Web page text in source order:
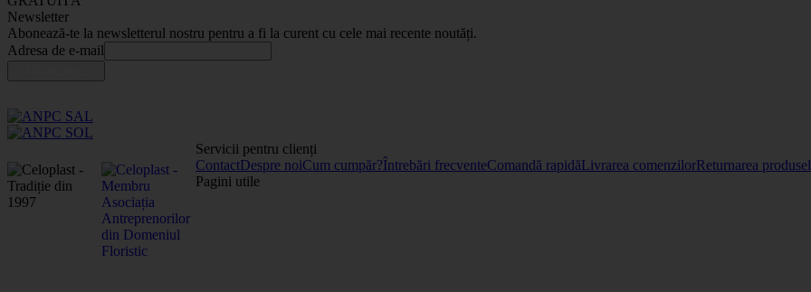
Newsletter
Abonează-te la newsletterul nostru pentru a fi la curent cu cele mai recente noutăți.
Adresa de e-mail
Servicii pentru clienți
ContactDespre noiCum cumpăr?Întrebări frecventeComandă rapidăLivrarea comenzilorReturnarea
Pagini utile